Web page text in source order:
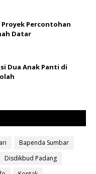
Percontohan
Datar
Dua Anak Panti di
Bapenda Sumbar
Disdikbud Padang